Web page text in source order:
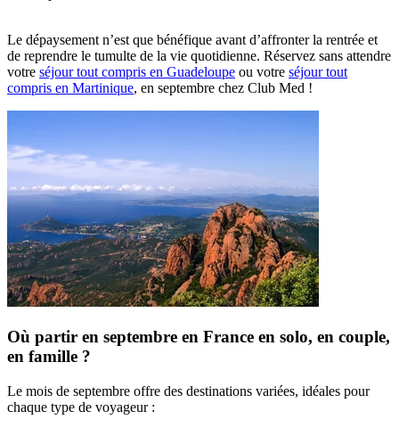
Le dépaysement n’est que bénéfique avant d’affronter la rentrée et
de reprendre le tumulte de la vie quotidienne. Réservez sans attendre
votre séjour tout compris en Guadeloupe ou votre séjour tout
compris en Martinique, en septembre chez Club Med !
Où partir en septembre en France en solo, en couple,
en famille ?
Le mois de septembre offre des destinations variées, idéales pour
chaque type de voyageur :